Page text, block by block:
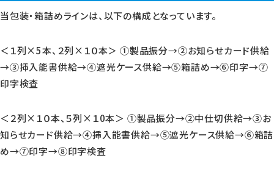
当包装・箱詰めラインは、以下の構成となっています。
＜１列×5本、２列×１０本＞ ①製品振分→②お知らせカード供給
→③挿入能書供給→④遮光ケース供給→⑤箱詰め→⑥印字→⑦
印字検査
＜２列×１０本、５列×１0本＞ ①製品振分→②中仕切供給→③お
知らせカード供給→④挿入能書供給→⑤遮光ケース供給→⑥箱詰
め→⑦印字→⑧印字検査